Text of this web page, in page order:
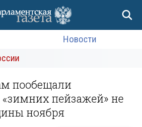
Новости
пообещали
пейзажей» не
ноября